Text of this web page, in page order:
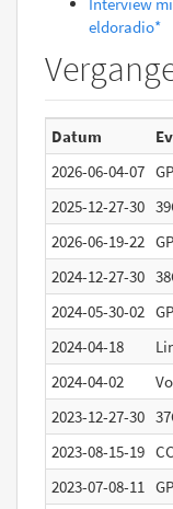
eldoradio*
Datum
2026-06-04-07
2025-12-27-30
2026-06-19-22
2024-12-27-30
2024-05-30-02
2024-04-18
2024-04-02
2023-12-27-30
2023-08-15-19
2023-07-08-11